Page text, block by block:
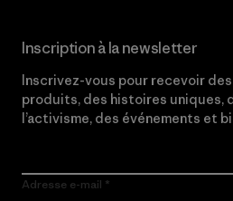
Inscription à la newsletter
Inscrivez-vous pour recevoir
produits, des histoires uniques,
l’activisme, des événements et
Adresse e-mail